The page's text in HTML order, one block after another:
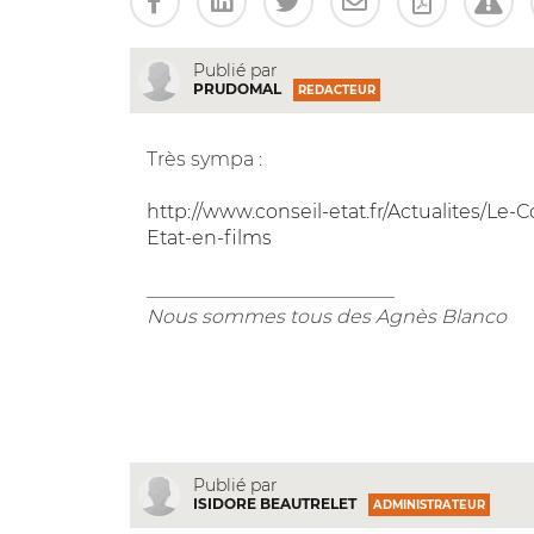
Publié par
PRUDOMAL REDACTEUR
Très sympa :
http://www.conseil-etat.fr/Actualites/Le-
Etat-en-films
Nous sommes tous des Agnès Blanco
Publié par
ISIDORE BEAUTRELET ADMINISTRATEUR